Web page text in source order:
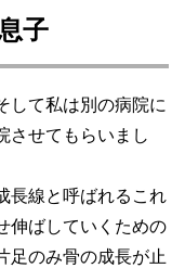
子
して私は別の病院に
させてもらいまし
長線と呼ばれるこれ
伸ばしていくための
足のみ骨の成長が止